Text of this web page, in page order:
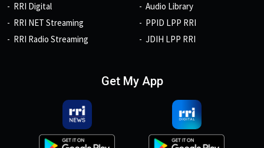
RRI Digital
RRI NET Streaming
RRI Radio Streaming
Audio Library
PPID LPP RRI
JDIH LPP RRI
Get My App